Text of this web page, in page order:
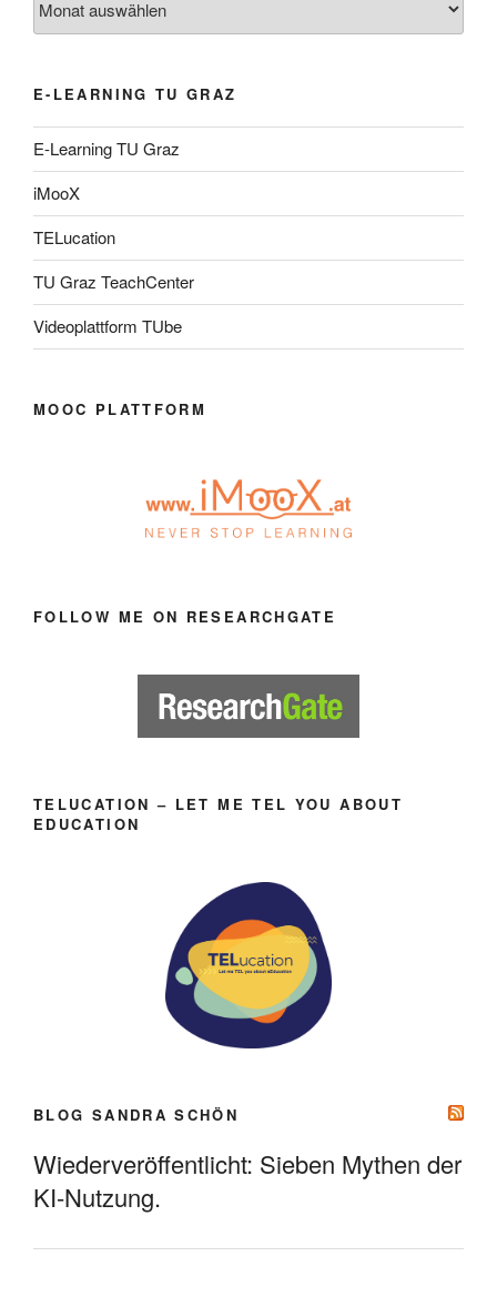
E-LEARNING TU GRAZ
E-Learning TU Graz
iMooX
TELucation
TU Graz TeachCenter
Videoplattform TUbe
MOOC PLATTFORM
FOLLOW ME ON RESEARCHGATE
TELUCATION – LET ME TEL YOU ABOUT
EDUCATION
BLOG SANDRA SCHÖN
Wiederveröffentlicht: Sieben Mythen der
KI-Nutzung.